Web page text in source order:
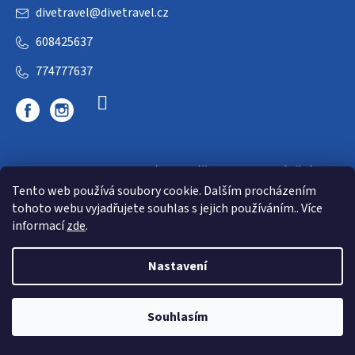
Tento web používá soubory cookie. Dalším procházením
tohoto webu vyjadřujete souhlas s jejich používáním.. Více
informacízde.
Nastavení
Souhlasím
divetravel@divetravel.cz
608425637
774777637
DIVETRAVEL - cestovní kancelář - cesty za potápěním
Shoptet |mime digital
Copyright 2026E-dive. Všechna práva vyhrazena.